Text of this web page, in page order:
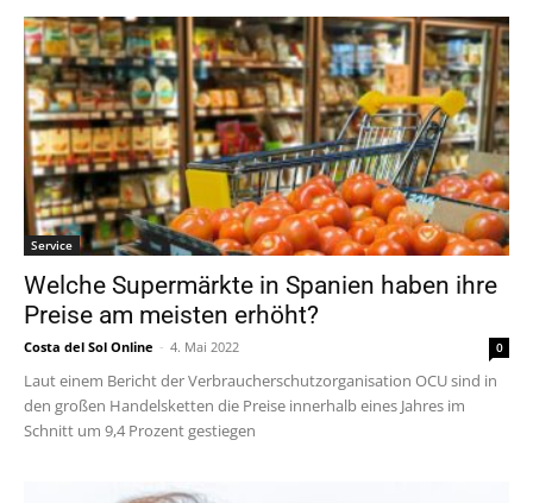
Service
Welche Supermärkte in Spanien haben ihre
Preise am meisten erhöht?
Costa del Sol Online - 4. Mai 2022 0
Laut einem Bericht der Verbraucherschutzorganisation OCU sind in
den großen Handelsketten die Preise innerhalb eines Jahres im
Schnitt um 9,4 Prozent gestiegen